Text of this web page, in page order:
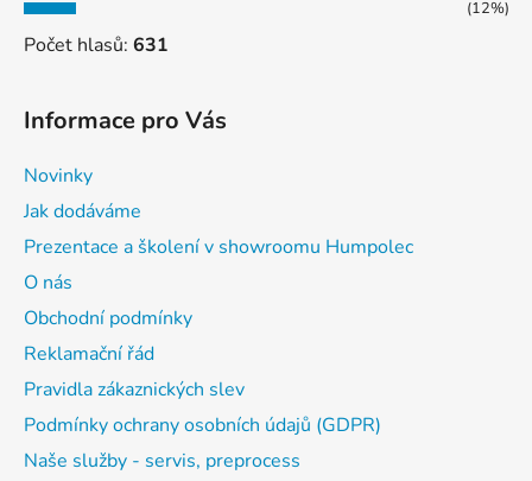
(12%)
Počet hlasů: 631
Informace pro Vás
Novinky
Jak dodáváme
Prezentace a školení v showroomu Humpolec
O nás
Obchodní podmínky
Reklamační řád
Pravidla zákaznických slev
Podmínky ochrany osobních údajů (GDPR)
Naše služby - servis, preprocess